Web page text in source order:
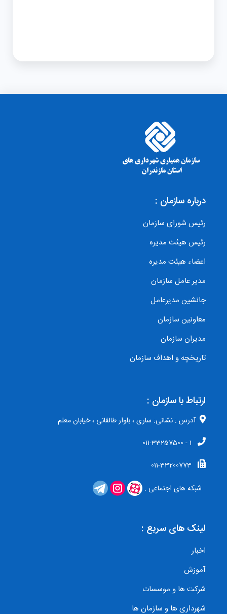
درباره سازمان :
رئیس شورای سازمان
رئیس هیئت مدیره
اعضاء هیئت مدیره
مدیر عامل سازمان
جانشین مدیرعامل
معاونین سازمان
مدیران سازمان
تاریخچه و اهداف سازمان
لینک های سریع :
اخبار
آموزش
شرکت ها و موسسات
شهرداری ها و سازمان ها
ارتباط با سازمان :
آدرس : نشانی: ساری ، بلوار طالقانی ، خیابان معلم
1 - 011-33257500
011-33200773
شبکه های اجتماعی :